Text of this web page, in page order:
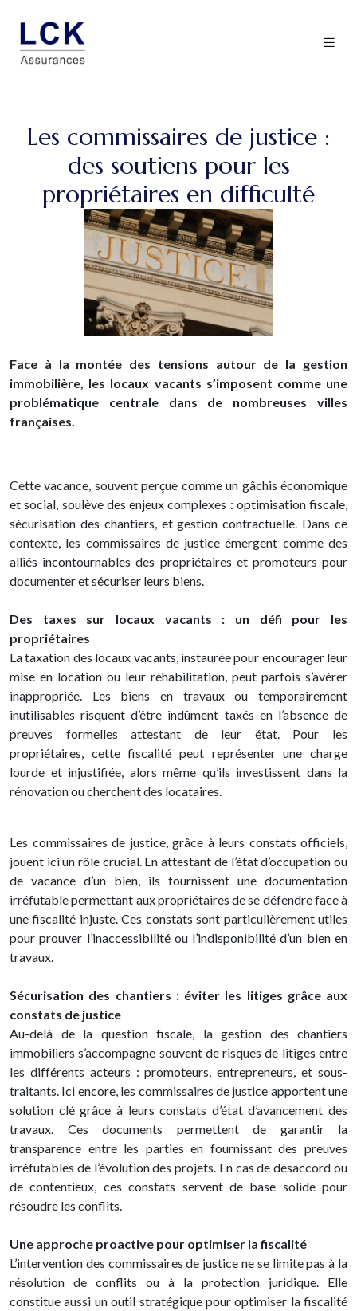
Les commissaires de justice :
des soutiens pour les
propriétaires en difficulté
Face à la montée des tensions autour de la gestion
immobilière, les locaux vacants s’imposent comme une
problématique centrale dans de nombreuses villes
françaises.
Cette vacance, souvent perçue comme un gâchis économique
et social, soulève des enjeux complexes : optimisation fiscale,
sécurisation des chantiers, et gestion contractuelle. Dans ce
contexte, les commissaires de justice émergent comme des
alliés incontournables des propriétaires et promoteurs pour
documenter et sécuriser leurs biens.
Des taxes sur locaux vacants : un défi pour les
propriétaires
La taxation des locaux vacants, instaurée pour encourager leur
mise en location ou leur réhabilitation, peut parfois s’avérer
inappropriée. Les biens en travaux ou temporairement
inutilisables risquent d’être indûment taxés en l’absence de
preuves formelles attestant de leur état. Pour les
propriétaires, cette fiscalité peut représenter une charge
lourde et injustifiée, alors même qu’ils investissent dans la
rénovation ou cherchent des locataires.
Les commissaires de justice, grâce à leurs constats officiels,
jouent ici un rôle crucial. En attestant de l’état d’occupation ou
de vacance d’un bien, ils fournissent une documentation
irréfutable permettant aux propriétaires de se défendre face à
une fiscalité injuste. Ces constats sont particulièrement utiles
pour prouver l’inaccessibilité ou l’indisponibilité d’un bien en
travaux.
Sécurisation des chantiers : éviter les litiges grâce aux
constats de justice
Au-delà de la question fiscale, la gestion des chantiers
immobiliers s’accompagne souvent de risques de litiges entre
les différents acteurs : promoteurs, entrepreneurs, et sous-
traitants. Ici encore, les commissaires de justice apportent une
solution clé grâce à leurs constats d’état d’avancement des
travaux. Ces documents permettent de garantir la
transparence entre les parties en fournissant des preuves
irréfutables de l’évolution des projets. En cas de désaccord ou
de contentieux, ces constats servent de base solide pour
résoudre les conflits.
Une approche proactive pour optimiser la fiscalité
L’intervention des commissaires de justice ne se limite pas à la
résolution de conflits ou à la protection juridique. Elle
constitue aussi un outil stratégique pour optimiser la fiscalité